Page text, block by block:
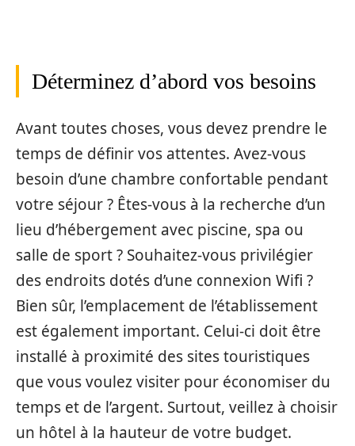
Déterminez d’abord vos besoins
Avant toutes choses, vous devez prendre le
temps de définir vos attentes. Avez-vous
besoin d’une chambre confortable pendant
votre séjour ? Êtes-vous à la recherche d’un
lieu d’hébergement avec piscine, spa ou
salle de sport ? Souhaitez-vous privilégier
des endroits dotés d’une connexion Wifi ?
Bien sûr, l’emplacement de l’établissement
est également important. Celui-ci doit être
installé à proximité des sites touristiques
que vous voulez visiter pour économiser du
temps et de l’argent. Surtout, veillez à choisir
un hôtel à la hauteur de votre budget.